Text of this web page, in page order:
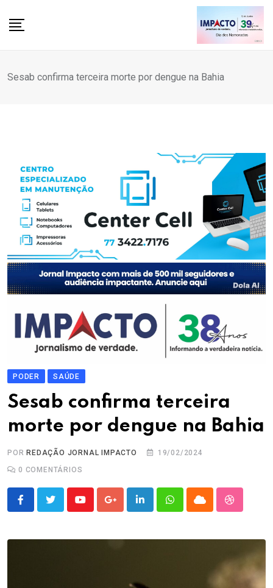
Sesab confirma terceira morte por dengue na Bahia
PODER SAÚDE
Sesab confirma terceira
morte por dengue na Bahia
POR REDAÇÃO JORNAL IMPACTO
19/02/2024
0 COMENTÁRIOS
YoutubeGoogle+LinkedInWhatsappCloud